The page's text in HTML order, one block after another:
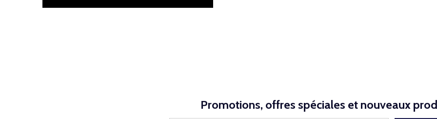
Promotions, offres spéciales et nouveaux